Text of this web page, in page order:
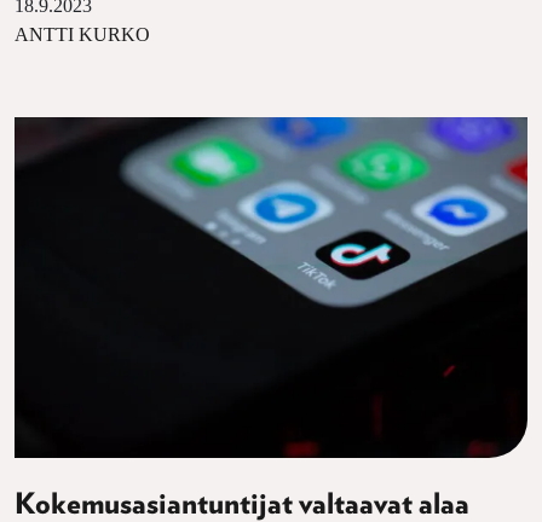
18.9.2023
ANTTI KURKO
Kokemusasiantuntijat valtaavat alaa